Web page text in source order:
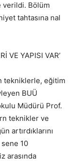
verildi. Bölüm
tahtasına nal
VE YAPISI VAR’
tekniklerle, eğitim
BUÜ
Müdürü Prof.
teknikler ve
artırdıklarını
10
arasında